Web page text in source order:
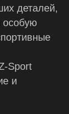
деталей,
Sport
и